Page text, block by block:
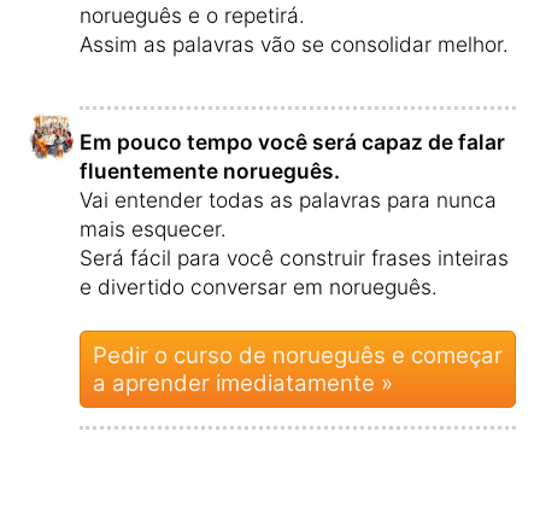
norueguês e o repetirá.
Assim as palavras vão se consolidar melhor.
Em pouco tempo você será capaz de falar
fluentemente norueguês.
Vai entender todas as palavras para nunca
mais esquecer.
Será fácil para você construir frases inteiras
e divertido conversar em norueguês.
Pedir o curso de norueguês e começar
a aprender imediatamente »